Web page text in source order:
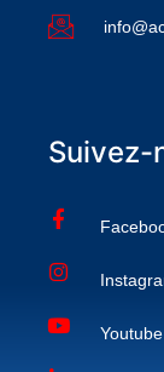
Suivez-
Youtube